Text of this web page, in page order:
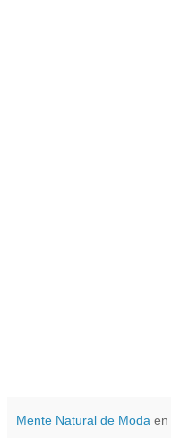
Mente Natural de Moda en